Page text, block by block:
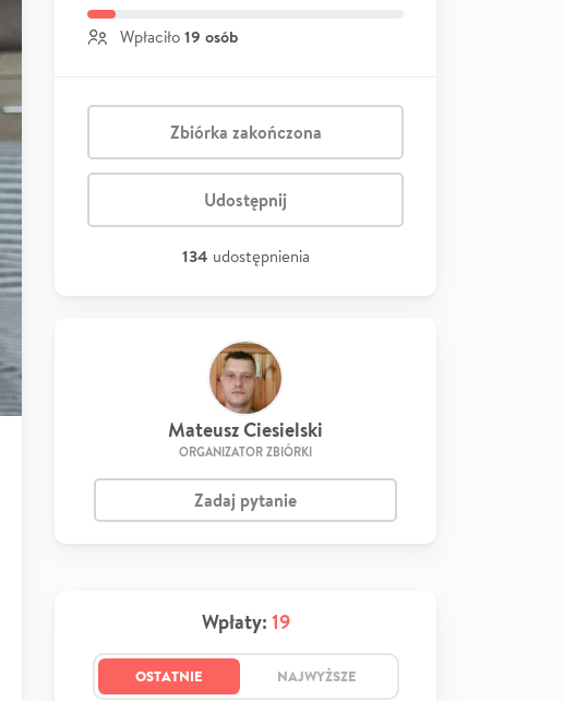
Wpłaciło 19 osób
Zbiórka zakończona
Udostępnij
134 udostępnienia
Mateusz Ciesielski
ORGANIZATOR ZBIÓRKI
Zadaj pytanie
Wpłaty: 19
OSTATNIE NAJWYŻSZE